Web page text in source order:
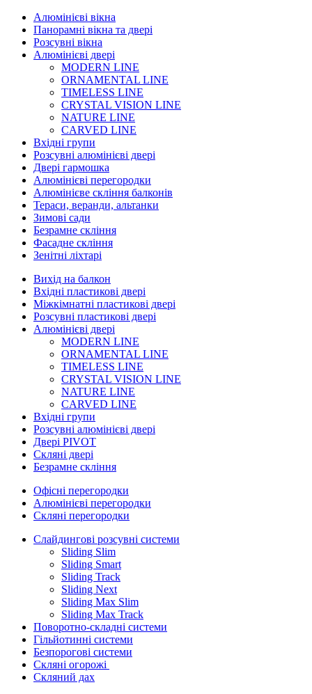
Алюмінієві вікна
Панорамні вікна та двері
Розсувні вікна
Алюмінієві двері
MODERN LINE
ORNAMENTAL LINE
TIMELESS LINE
CRYSTAL VISION LINE
NATURE LINE
CARVED LINE
Вхідні групи
Розсувні алюмінієві двері
Двері гармошка
Алюмінієві перегородки
Алюмінієве скління балконів
Тераси, веранди, альтанки
Зимові сади
Безрамне скління
Фасадне скління
Зенітні ліхтарі
Вихід на балкон
Вхідні пластикові двері
Міжкімнатні пластикові двері
Розсувні пластикові двері
Алюмінієві двері
MODERN LINE
ORNAMENTAL LINE
TIMELESS LINE
CRYSTAL VISION LINE
NATURE LINE
CARVED LINE
Вхідні групи
Розсувні алюмінієві двері
Двері PIVOT
Скляні двері
Безрамне скління
Офісні перегородки
Алюмінієві перегородки
Скляні перегородки
Слайдингові розсувні системи
Sliding Slim
Sliding Smart
Sliding Track
Sliding Next
Sliding Max Slim
Sliding Max Track
Поворотно-складні системи
Гільйотинні системи
Безпорогові системи
Скляні огорожі
Скляний дах